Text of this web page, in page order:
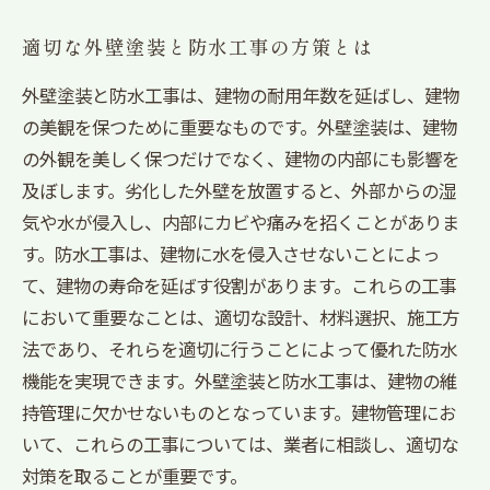
適切な外壁塗装と防水工事の方策とは
外壁塗装と防水工事は、建物の耐用年数を延ばし、建物
の美観を保つために重要なものです。外壁塗装は、建物
の外観を美しく保つだけでなく、建物の内部にも影響を
及ぼします。劣化した外壁を放置すると、外部からの湿
気や水が侵入し、内部にカビや痛みを招くことがありま
す。防水工事は、建物に水を侵入させないことによっ
て、建物の寿命を延ばす役割があります。これらの工事
において重要なことは、適切な設計、材料選択、施工方
法であり、それらを適切に行うことによって優れた防水
機能を実現できます。外壁塗装と防水工事は、建物の維
持管理に欠かせないものとなっています。建物管理にお
いて、これらの工事については、業者に相談し、適切な
対策を取ることが重要です。